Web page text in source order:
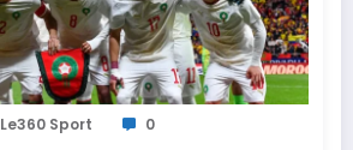
Le360 Sport 0